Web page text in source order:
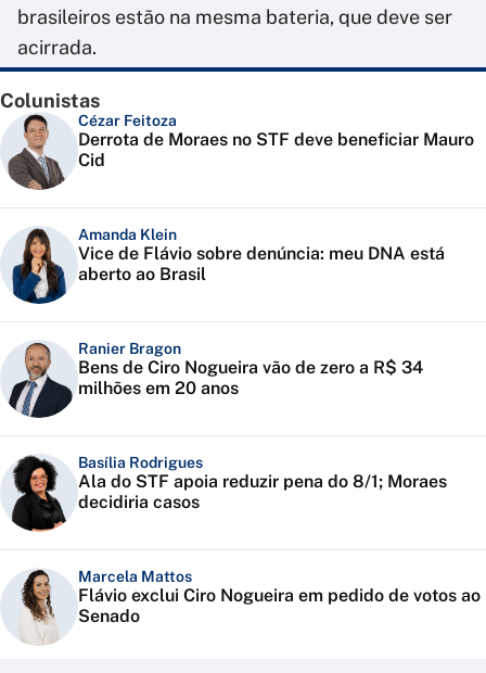
brasileiros estão na mesma bateria, que deve ser
acirrada.
Colunistas
Cézar Feitoza
Derrota de Moraes no STF deve beneficiar Mauro
Cid
Amanda Klein
Vice de Flávio sobre denúncia: meu DNA está
aberto ao Brasil
Ranier Bragon
Bens de Ciro Nogueira vão de zero a R$ 34
milhões em 20 anos
Basília Rodrigues
Ala do STF apoia reduzir pena do 8/1; Moraes
decidiria casos
Marcela Mattos
Flávio exclui Ciro Nogueira em pedido de votos ao
Senado